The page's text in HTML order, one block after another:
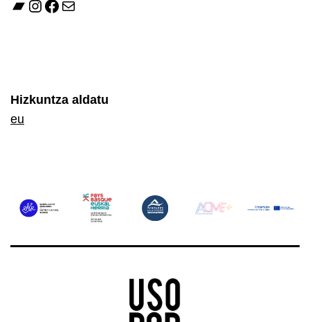
Hizkuntza aldatu
eu